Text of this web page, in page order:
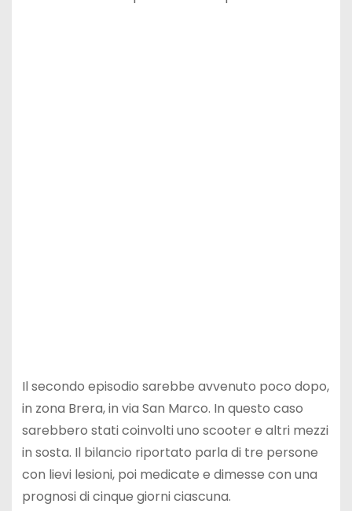
Il secondo episodio sarebbe avvenuto poco dopo,
in zona Brera, in via San Marco. In questo caso
sarebbero stati coinvolti uno scooter e altri mezzi
in sosta. Il bilancio riportato parla di tre persone
con lievi lesioni, poi medicate e dimesse con una
prognosi di cinque giorni ciascuna.